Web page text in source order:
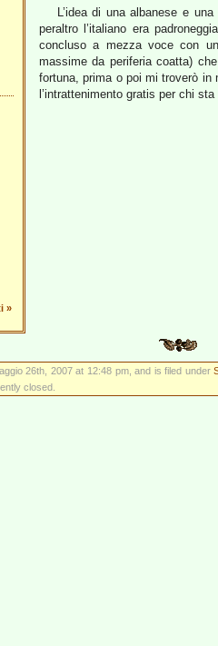
»
L’idea di una albanese e
peraltro l’italiano era
concluso a mezza voce con
massime da periferia coatta)
fortuna, prima o poi mi troverò
l’intrattenimento gratis per chi
26th, 2007 at 12:48 pm, and is filed under
closed.